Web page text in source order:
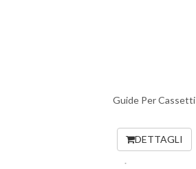
Guide Per Cassetti
DETTAGLI